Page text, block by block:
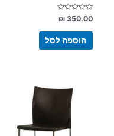
דורג
0
מתוך
₪350.00
הוספה לסל